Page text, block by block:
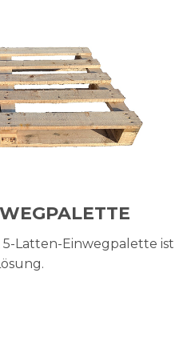
Latten-Einwegpalette ist